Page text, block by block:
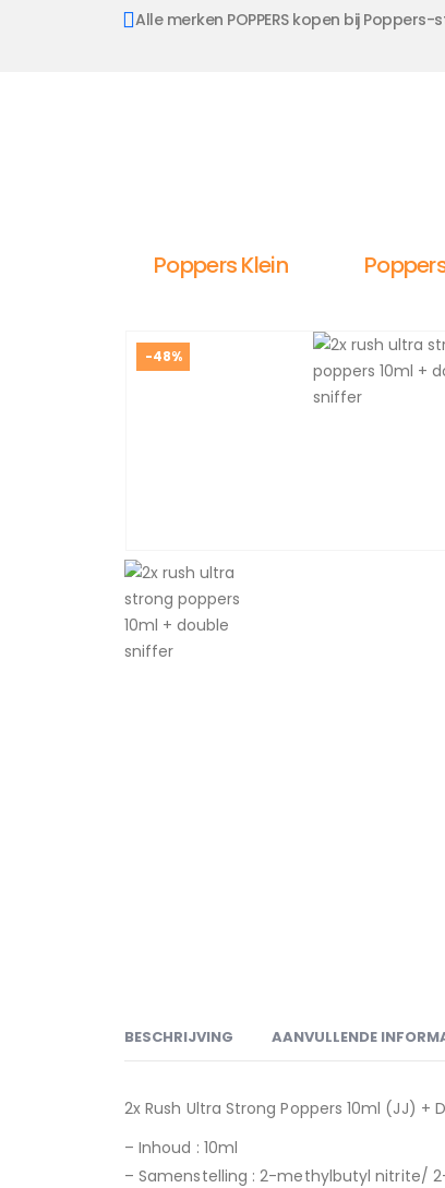
Alle merken POPPERS kopen bij Poppers-
Poppers Klein
-48%
BESCHRIJVING AANVULLENDE
2x Rush Ultra Strong Poppers 10ml (JJ) +
– Inhoud : 10ml
– Samenstelling : 2-methylbutyl nitrite/